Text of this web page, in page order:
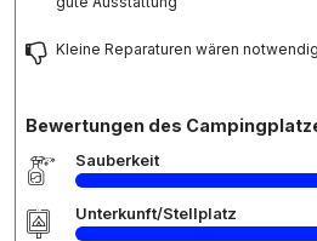
Kleine Reparaturen wären notwendig
Bewertungen des
Sauberkeit
Unterkunft/Stellplatz